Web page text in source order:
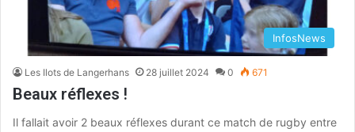
InfosNews
Les Ilots de Langerhans 28 juillet 2024 0 671
Beaux réflexes !
Il fallait avoir 2 beaux réflexes durant ce match de rugby entre